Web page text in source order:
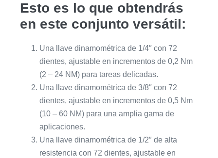
Esto es lo que obtendrás
en este conjunto versátil:
Una llave dinamométrica de 1/4″ con 72
dientes, ajustable en incrementos de 0,2 Nm
(2 – 24 NM) para tareas delicadas.
Una llave dinamométrica de 3/8″ con 72
dientes, ajustable en incrementos de 0,5 Nm
(10 – 60 NM) para una amplia gama de
aplicaciones.
Una llave dinamométrica de 1/2″ de alta
resistencia con 72 dientes, ajustable en